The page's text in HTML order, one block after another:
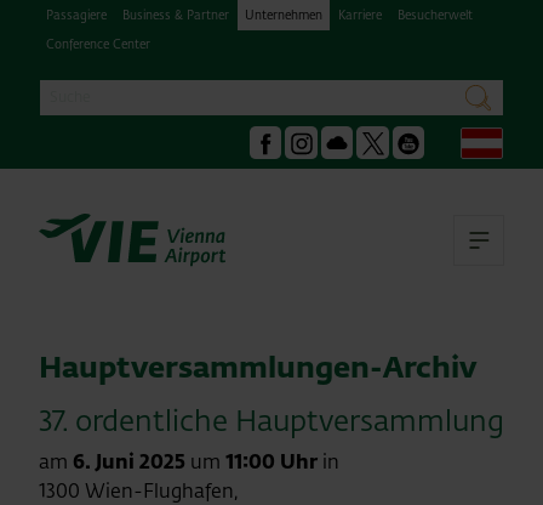
Passagiere Business & Partner Unternehmen Karriere
Besucherwelt
Conference Center
suchen
Facebook
Instagram
Podcast Youtube
Hauptversammlungen-Archiv
37. ordentliche Hauptversammlung
am 6. Juni 2025 um 11:00 Uhr in
1300 Wien-Flughafen,